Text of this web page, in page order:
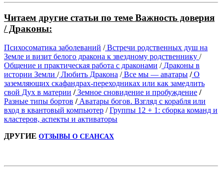
Читаем другие статьи по теме Важность доверия
/ Драконы:
Психосоматика заболеваний /Встречи родственных душ на
Земле и визит белого дракона к звездному родственнику /
Общение и практическая работа с драконами /Драконы в
истории Земли /Любить Дракона /Все мы — аватары /О
заземляющих скафандрах-переходниках или как замедлить
свой Дух в материи /Земное сновидение и пробуждение /
Разные типы бортов /Аватары богов. Взгляд с корабля или
вход в квантовый компьютер /Группы 12 + 1: сборка команд и
кластеров, аспекты и активаторы
ДРУГИЕ ОТЗЫВЫ О СЕАНСАХ